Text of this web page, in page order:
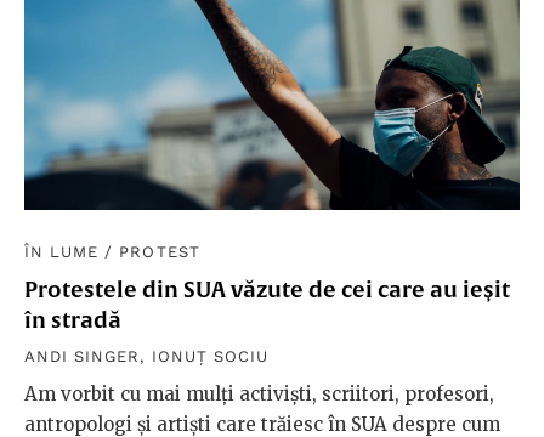
ÎN LUME / PROTEST
Protestele din SUA văzute de cei care au ieșit
în stradă
ANDI SINGER , IONUȚ SOCIU
Am vorbit cu mai mulți activiști, scriitori, profesori,
antropologi și artiști care trăiesc în SUA despre cum